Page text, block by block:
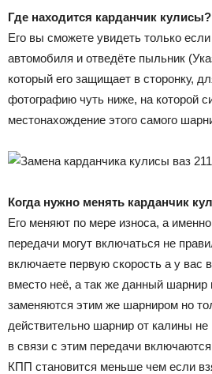
Где находится карданчик кулисы?
Его вы сможете увидеть только
автомобиля и отведёте пыльник
который его защищает в сторонку,
фотографию чуть ниже, на которой
местонахождение этого самого
Когда нужно менять карданчик
Его меняют по мере износа, а именно
передачи могут включаться не
включаете первую скорость а у вас
вместо неё, а так же данный шарнир
заменяются этим же шарниром но
действительно шарнир от калины
в связи с этим передачи
КПП становится меньше чем если